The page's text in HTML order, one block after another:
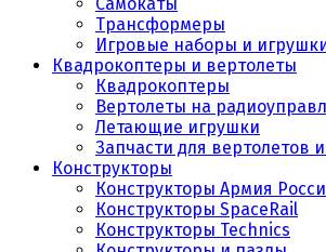
Трансформеры
Игровые наборы и
Квадрокоптеры и вертолеты
Квадрокоптеры
Вертолеты на
Летающие игрушки
Запчасти для вертолетов
Конструкторы
Конструкторы Армия
Конструкторы SpaceRail
Конструкторы Technics